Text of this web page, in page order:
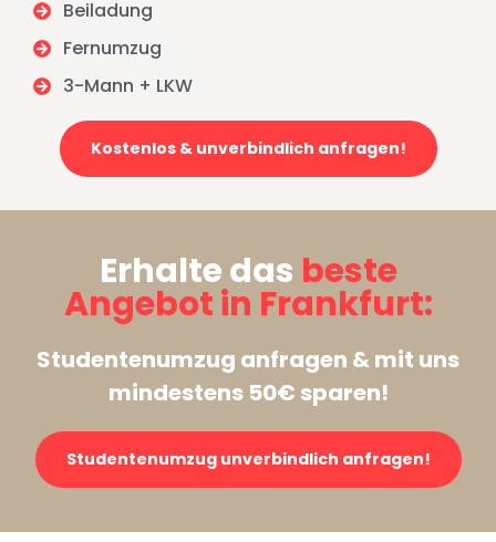
Beiladung
Fernumzug
3-Mann + LKW
Kostenlos & unverbindlich anfragen!
Erhalte das beste
Angebot in Frankfurt:
Studentenumzug anfragen & mit uns
mindestens 50€ sparen!
Studentenumzug unverbindlich anfragen!